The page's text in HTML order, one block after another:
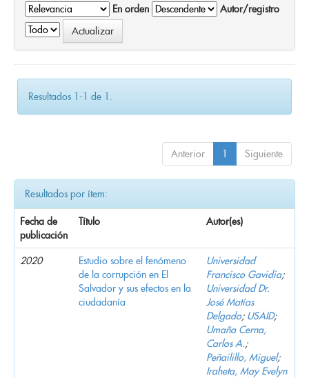
En orden
Autor/registro
Resultados 1-1 de 1.
Anterior 1 Siguiente
Resultados por ítem:
Fecha de
publicación
Título Autor(es)
2020
Estudio sobre el fenómeno
de la corrupción en El
Salvador y sus efectos en la
ciudadanía
Universidad
Francisco Gavidia;
Universidad Dr.
José Matías
Delgado; USAID;
Umaña Cerna,
Carlos A.;
Peñailillo, Miguel;
Iraheta, May Evelyn